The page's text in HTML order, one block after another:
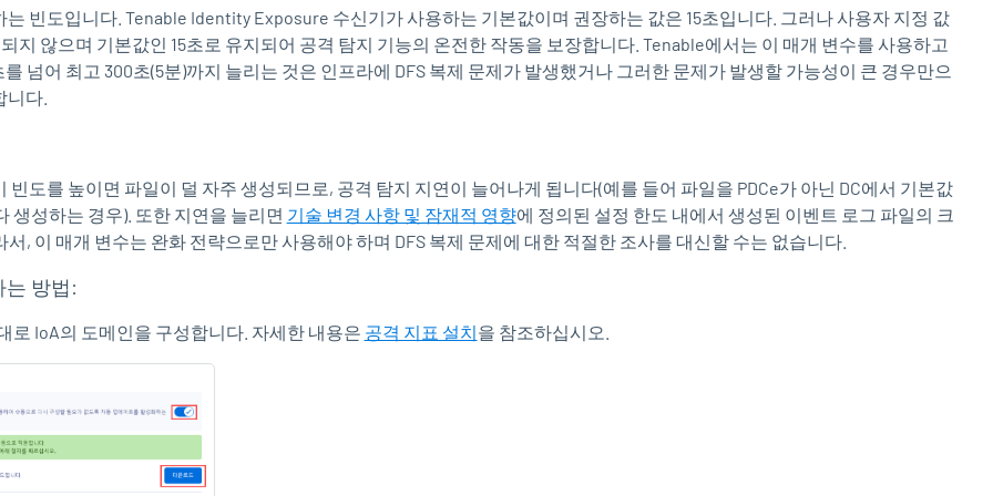
빈도입니다. Tenable Identity Exposure 수신기가 사용하는 기본값이며 권장하는 값은 15초입니다. 그러나 사용자 지정 값
지 않으며 기본값인 15초로 유지되어 공격 탐지 기능의 온전한 작동을 보장합니다. Tenable에서는 이 매개 변수를 사용하고
넘어 최고 300초(5분)까지 늘리는 것은 인프라에 DFS 복제 문제가 발생했거나 그러한 문제가 발생할 가능성이 큰 경우만으
니다.
빈도를 높이면 파일이 덜 자주 생성되므로, 공격 탐지 지연이 늘어나게 됩니다(예를 들어 파일을 PDCe가 아닌 DC에서 기본값
생성하는 경우). 또한 지연을 늘리면 기술 변경 사항 및 잠재적 영향에 정의된 설정 한도 내에서 생성된 이벤트 로그 파일의 크
, 이 매개 변수는 완화 전략으로만 사용해야 하며 DFS 복제 문제에 대한 적절한 조사를 대신할 수는 없습니다.
는 방법:
로 IoA의 도메인을 구성합니다. 자세한 내용은 공격 지표 설치을 참조하십시오.